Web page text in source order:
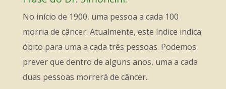
No início de 1900, uma pessoa a cada 100
morria de câncer. Atualmente, este índice indica
óbito para uma a cada três pessoas. Podemos
prever que dentro de alguns anos, uma a cada
duas pessoas morrerá de câncer.